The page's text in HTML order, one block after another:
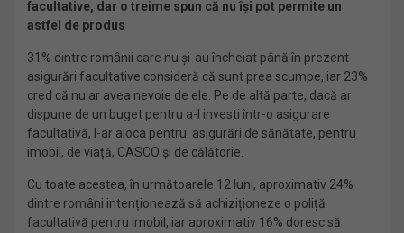
facultative, dar o treime spun că nu își pot permite un
astfel de produs
31% dintre românii care nu și-au încheiat până în prezent
asigurări facultative consideră că sunt prea scumpe, iar 23%
cred că nu ar avea nevoie de ele. Pe de altă parte, dacă ar
dispune de un buget pentru a-l investi într-o asigurare
facultativă, l-ar aloca pentru: asigurări de sănătate, pentru
imobil, de viață, CASCO și de călătorie.
Cu toate acestea, în următoarele 12 luni, aproximativ 24%
dintre români intenționează să achiziționeze o poliță
facultativă pentru imobil, iar aproximativ 16% doresc să